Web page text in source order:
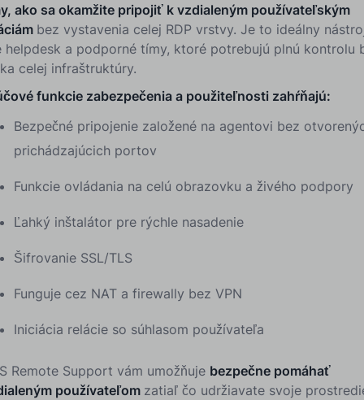
ako sa okamžite pripojiť k vzdialeným používateľským
bez vystavenia celej RDP vrstvy. Je to ideálny
helpdesk a podporné tímy, ktoré potrebujú plnú kontrolu
celej infraštruktúry.
funkcie zabezpečenia a použiteľnosti zahŕňajú:
Bezpečné pripojenie založené na agentovi bez
prichádzajúcich portov
Funkcie ovládania na celú obrazovku a živého podpory
Ľahký inštalátor pre rýchle nasadenie
Šifrovanie SSL/TLS
Funguje cez NAT a firewally bez VPN
Iniciácia relácie so súhlasom používateľa
Remote Support vám umožňuje bezpečne pomáhať
používateľom zatiaľ čo udržiavate svoje